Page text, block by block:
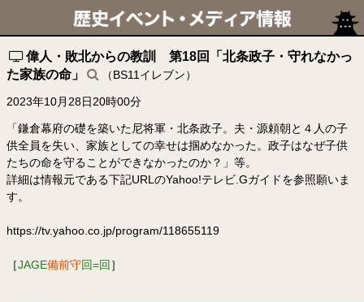
偉人・敗北からの教訓 第18回「北条政子・守れなかっ
た家族の命」
（BS11イレブン）
2023年10月28日20時00分
「鎌倉幕府の礎を築いた尼将軍・北条政子。夫・源頼朝と４人の子
供全員を失い、家族としての幸せは掴めなかった。政子はなぜ子供
たちの命を守ることができなかったのか？」等。
詳細は情報元である下記URLのYahoo!テレビ.Gガイドを参照願いま
す。
https://tv.yahoo.co.jp/program/118655119
［JAGE備前守回=回 ］